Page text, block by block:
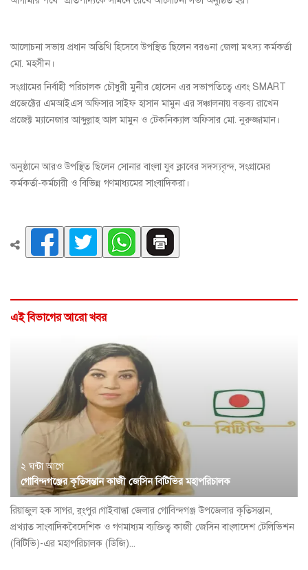
আলোচনা সভায় প্রধান অতিথি হিসেবে উপস্থিত ছিলেন বরগুনা জেলা মৎস্য কর্মকর্তা
মো. মহসীন।
সংগ্রামের নির্বাহী পরিচালক চৌধুরী মুনীর হোসেন এর সভাপতিত্বে এবং SMART
প্রজেক্টের এমআইএস অফিসার সাইফ হাসান মামুন এর সঞ্চালনায় বক্তব্য রাখেন
প্রজেক্ট ম্যানেজার আব্দুল্লাহ আল মামুন ও টেকনিক্যাল অফিসার মো. নুরুজ্জামান।
অনুষ্ঠানে আরও উপস্থিত ছিলেন সোনার বাংলা যুব ক্লাবের সদস্যবৃন্দ, সংগ্রামের
কর্মকর্তা-কর্মচারী ও বিভিন্ন গণমাধ্যমের সাংবাদিকরা।
এই বিভাগের আরো খবর
২ ঘন্টা আগে
গোবিন্দগঞ্জের কৃতিসন্তান কাজী জেসিন বিটিভির মহাপরিচালক
রিয়াজুল হক সাগর, র্ংপুর।গাইবান্ধা জেলার গোবিন্দগঞ্জ উপজেলার কৃতিসন্তান,
প্রখ্যাত সাংবাদিকবৈদেশিক ও গণমাধ্যম ব্যক্তিত্ব কাজী জেসিন বাংলাদেশ টেলিভিশন
(বিটিভি)-এর মহাপরিচালক (ডিজি)...